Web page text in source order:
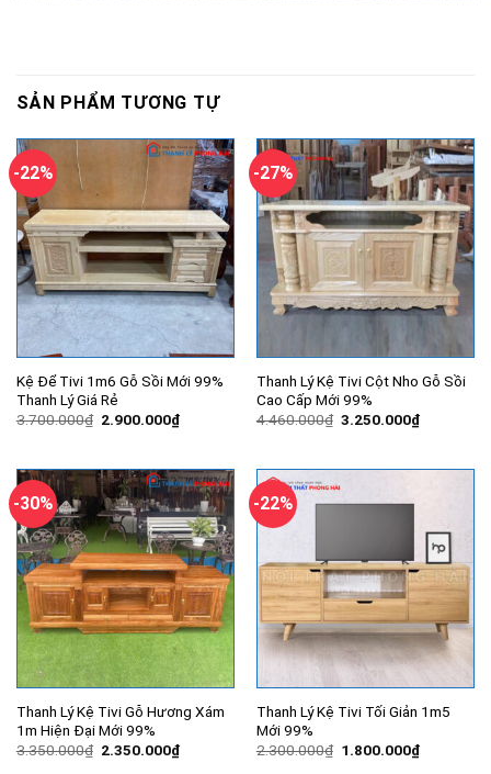
SẢN PHẨM TƯƠNG TỰ
-22%
Kệ Để Tivi 1m6 Gỗ Sồi Mới 99%
Thanh Lý Giá Rẻ
3.700.000₫ Giá
2.900.000₫Giá
hiện
2.900.000₫.
-27%
Thanh Lý Kệ Tivi Cột Nho Gỗ Sồi
Cao Cấp Mới 99%
4.460.000₫ Giá
3.250.000₫Giá
hiện
-30%
Thanh Lý Kệ Tivi Gỗ Hương Xám
1m Hiện Đại Mới 99%
3.350.000₫ Giá
2.350.000₫Giá
hiện
-22%
Thanh Lý Kệ Tivi Tối Giản 1m5
Mới 99%
2.300.000₫ Giá
1.800.000₫Giá
hiện